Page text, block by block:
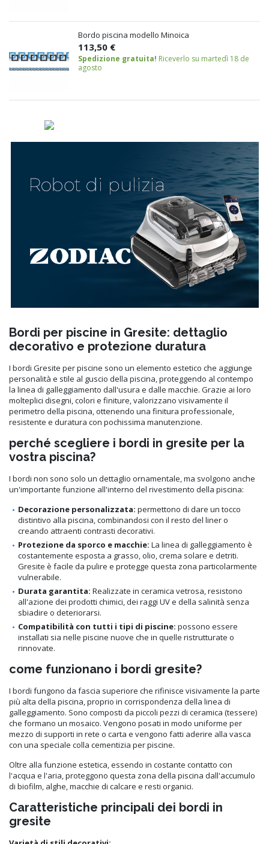
Bordo piscina modello Minoica
113,50 €
Spedizione gratuita! Riceverlo su martedì 18 de
agosto
Bordi per piscine in Gresite: dettaglio
decorativo e protezione duratura
I bordi Gresite per piscine sono un elemento estetico che aggiunge
personalità e stile al guscio della piscina, proteggendo al contempo
la linea di galleggiamento dall'usura e dalle macchie. Grazie ai loro
molteplici disegni, colori e finiture, valorizzano visivamente il
perimetro della piscina, ottenendo una finitura professionale,
resistente e duratura con pochissima manutenzione.
perché scegliere i bordi in gresite per la
vostra piscina?
I bordi non sono solo un dettaglio ornamentale, ma svolgono anche
un'importante funzione all'interno del rivestimento della piscina:
Decorazione personalizzata: permettono di dare un tocco
distintivo alla piscina, combinandosi con il resto del liner o
creando attraenti contrasti decorativi.
Protezione da sporco e macchie: La linea di galleggiamento è
costantemente esposta a grasso, olio, crema solare e detriti.
Gresite è facile da pulire e protegge questa zona particolarmente
vulnerabile.
Durata garantita: Realizzate in ceramica vetrosa, resistono
all'azione dei prodotti chimici, dei raggi UV e della salinità senza
sbiadire o deteriorarsi.
Compatibilità con tutti i tipi di piscine: possono essere
installati sia nelle piscine nuove che in quelle ristrutturate o
rinnovate.
come funzionano i bordi gresite?
I bordi fungono da fascia superiore che rifinisce visivamente la parte
più alta della piscina, proprio in corrispondenza della linea di
galleggiamento. Sono composti da piccoli pezzi di ceramica (tessere)
che formano un mosaico. Vengono posati in modo uniforme per
mezzo di supporti in rete o carta e vengono fatti aderire alla vasca
con una speciale colla cementizia per piscine.
Oltre alla funzione estetica, essendo in costante contatto con
l'acqua e l'aria, proteggono questa zona della piscina dall'accumulo
di biofilm, alghe, macchie di calcare e resti organici.
Caratteristiche principali dei bordi in
gresite